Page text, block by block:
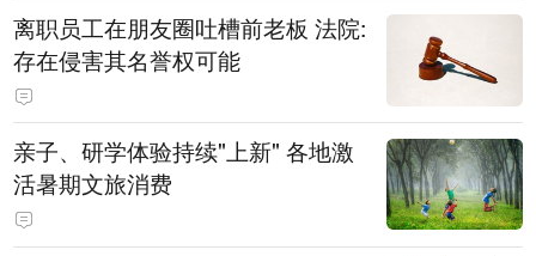
离职员工在朋友圈吐槽前老板 法院:
存在侵害其名誉权可能
亲子、研学体验持续"上新" 各地激
活暑期文旅消费